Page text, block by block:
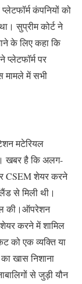
कंपनियों को
सुप्रीम कोर्ट ने
के लिए कहा कि
प्लेटफॉर्म पर
मामले में सभी
मटेरियल
खबर है कि अलग-
CSEM शेयर करने
से मिली थी।
की।ऑपरेशन
करने में शामिल
को एक व्यक्ति या
खास निशाना
से जुड़ी यौन